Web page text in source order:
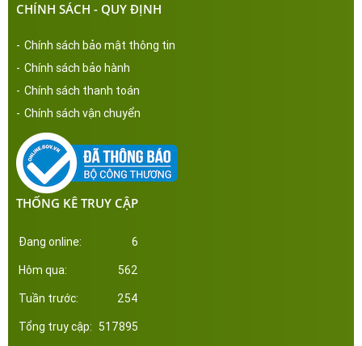
CHÍNH SÁCH - QUY ĐỊNH
- Chính sách bảo mật thông tin
- Chính sách bảo hành
- Chính sách thanh toán
- Chính sách vận chuyển
THỐNG KÊ TRUY CẬP
Đang online: 6
Hôm qua: 562
Tuần trước: 254
Tổng truy cập: 517895